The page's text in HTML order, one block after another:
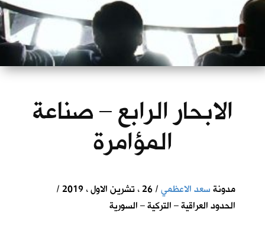
الابحار الرابع – صناعة
المؤامرة
مدونةسعد الاعظمي
/ 26 ، تشرين الاول ، 2019 /
الحدود العراقية – التركية – السورية